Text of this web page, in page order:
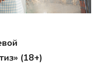
(18+)